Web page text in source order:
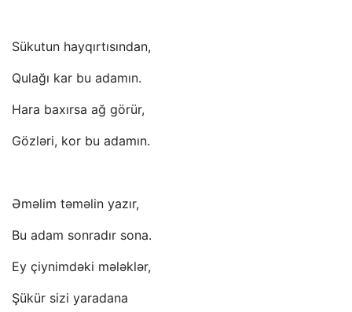
Sükutun hayqırtısından,
Qulağı kar bu adamın.
Hara baxırsa ağ görür,
Gözləri, kor bu adamın.
Əməlim təməlin yazır,
Bu adam sonradır sona.
Ey çiynimdəki mələklər,
Şükür sizi yaradana